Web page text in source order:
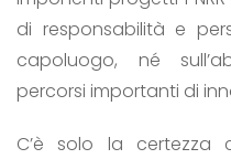
di responsabilità e
capoluogo, né
percorsi importanti di
C’è solo la certezza